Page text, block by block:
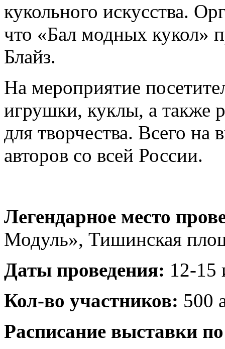
кукольного искусства.
что «Бал модных кукол»
Блайз.
На мероприятие
игрушки, куклы, а также
для творчества. Всего на
авторов со всей России.
Легендарное место
Модуль», Тишинская
Даты проведения: 12-15
Кол-во участников: 500
Расписание выставки